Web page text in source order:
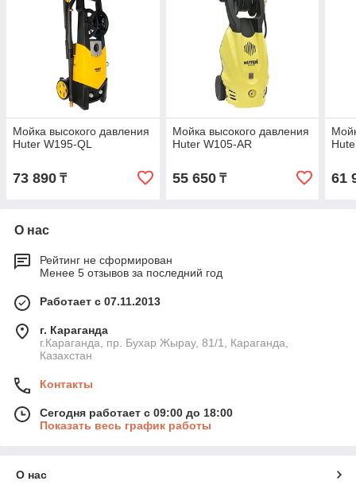
Мойка высокого давления
Huter W195-QL
73 890 ₸
Мойка высокого давления
Huter W105-AR
55 650₸ 61
О нас
Рейтинг не сформирован
Менее 5 отзывов за последний год
Работает с 07.11.2013
г. Караганда
г.Караганда, пр. Бухар Жырау, 81/1, Караганда,
Казахстан
Контакты
Сегодня работает с 09:00 до 18:00
Показать весь график работы
О нас